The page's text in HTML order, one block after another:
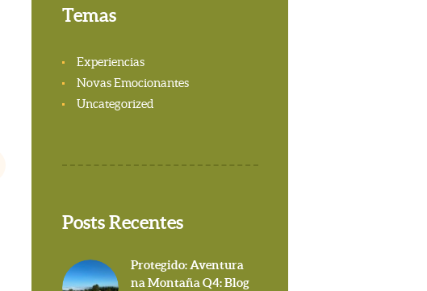
Temas
Experiencias
Novas Emocionantes
Uncategorized
Posts Recentes
Protegido: Aventura
na Montaña Q4: Blog